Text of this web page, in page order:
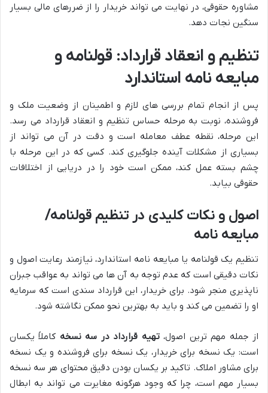
مشاوره حقوقی، در نهایت می تواند خریدار را از ضررهای مالی بسیار
سنگین نجات دهد.
تنظیم و انعقاد قرارداد: قولنامه و
مبایعه نامه استاندارد
پس از انجام تمام بررسی های لازم و اطمینان از وضعیت ملک و
فروشنده، نوبت به مرحله حساس تنظیم و انعقاد قرارداد می رسد.
این مرحله، نقطه عطف معامله است و دقت در آن می تواند از
بسیاری از مشکلات آینده جلوگیری کند. کسی که در این مرحله با
چشم بسته عمل کند، ممکن است خود را در دریایی از اختلافات
حقوقی بیابد.
اصول و نکات کلیدی در تنظیم قولنامه/
مبایعه نامه
تنظیم یک قولنامه یا مبایعه نامه استاندارد، نیازمند رعایت اصول و
نکات دقیقی است که عدم توجه به آن ها می تواند به عواقب جبران
ناپذیری منجر شود. برای خریدار، این قرارداد سندی است که سرمایه
او را تضمین می کند و باید به بهترین نحو ممکن نگاشته شود.
از جمله مهم ترین اصول،تهیه قرارداد در سه نسخه کاملاً یکسان
است: یک نسخه برای خریدار، یک نسخه برای فروشنده و یک نسخه
برای مشاور املاک. تاکید بر یکسان بودن دقیق محتوای هر سه نسخه
بسیار مهم است، چرا که وجود هرگونه مغایرت می تواند به ابطال